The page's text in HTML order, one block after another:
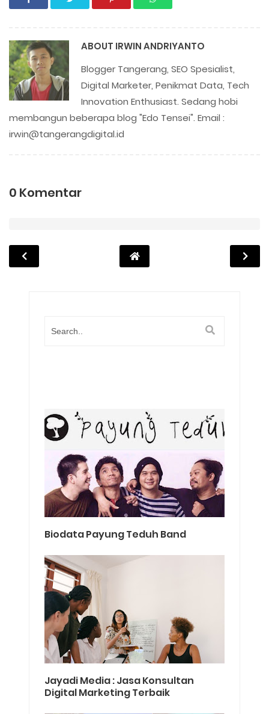
ABOUT IRWIN ANDRIYANTO
Blogger Tangerang, SEO Spesialist,
Digital Marketer, Penikmat Data, Tech
Innovation Enthusiast. Sedang hobi
membangun beberapa blog "Edo Tensei". Email :
irwin@tangerangdigital.id
0 Komentar
Biodata Payung Teduh Band
Jayadi Media : Jasa Konsultan
Digital Marketing Terbaik